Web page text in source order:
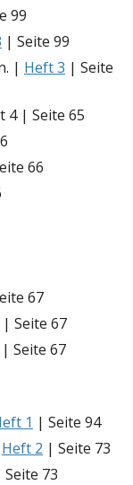
99
| Seite 99
| Heft 3 | Seite
4 | Seite 65
66
67
Seite 67
Seite 67
1 | Seite 94
Heft 2 | Seite 73
Seite 73